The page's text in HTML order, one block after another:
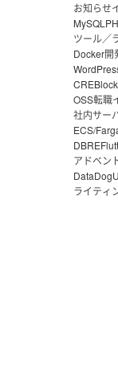
お知らせ
MySQL
ツール／
Docker開
CRE
OSS転職
社内サー
ECS/
DBRE
アドベン
DataDog
ライティ